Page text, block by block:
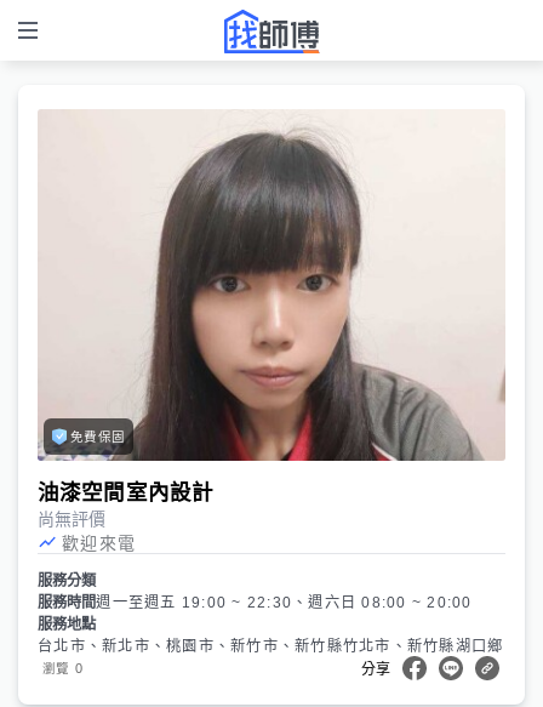
免費保固
油漆空間室內設計
尚無評價
歡迎來電
服務分類
服務時間週一至週五 19:00 ~ 22:30、週六日 08:00 ~ 20:00
服務地點
台北市、新北市、桃園市、新竹市、新竹縣竹北市、新竹縣湖口鄉
瀏覽 0 分享